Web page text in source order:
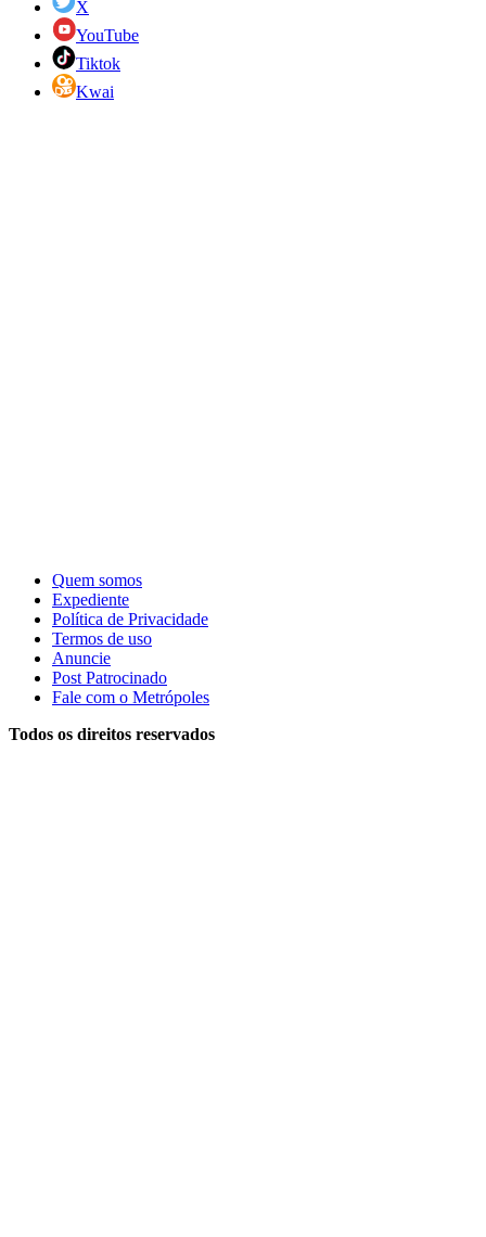
X
YouTube
Tiktok
Kwai
Quem somos
Expediente
Política de Privacidade
Termos de uso
Anuncie
Post Patrocinado
Fale com o Metrópoles
Todos os direitos reservados